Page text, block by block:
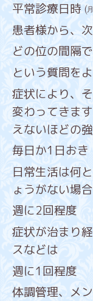
平常診療日時
患者様から、
どの位の間隔
という質問を
症状により、
変わってきま
えないほどの
毎日か1日おき
日常生活は何
ょうがない場
週に2回程度
症状が治まり
スなどは
週に1回程度
体調管理、メ